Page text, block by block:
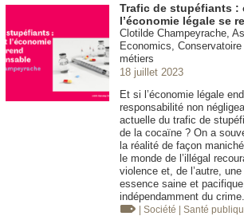
Trafic de stupéfiants :
l’économie légale se
Clotilde Champeyrache,
Economics,
métiers
18 juillet 2023
Et si l’économie légale
responsabilité non
actuelle du trafic de
de la cocaïne ? On a
la réalité de façon
le monde de l’illégal
violence et, de l’autre,
essence saine et
indépendamment du crime.
| Société | Santé